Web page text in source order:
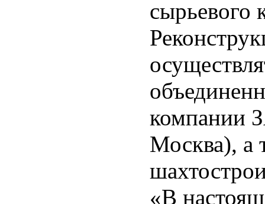
компании
Москва), а
«В